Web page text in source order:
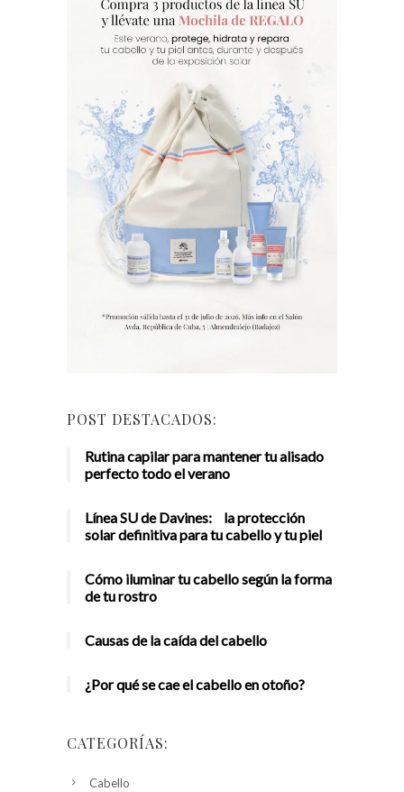
POST DESTACADOS:
Rutina capilar para mantener tu alisado
perfecto todo el verano
Línea SU de Davines: la protección
solar definitiva para tu cabello y tu piel
Cómo iluminar tu cabello según la forma
de tu rostro
Causas de la caída del cabello
¿Por qué se cae el cabello en otoño?
CATEGORÍAS:
Cabello